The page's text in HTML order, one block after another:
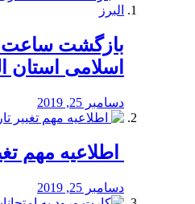
بازگشت ساعت
اسلامی استان
دسامبر 25, 2019
اطلاعیه مهم
دسامبر 25, 2019